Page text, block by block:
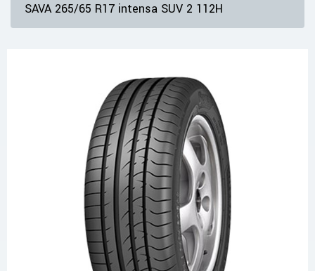
SAVA 265/65 R17 intensa SUV 2 112H